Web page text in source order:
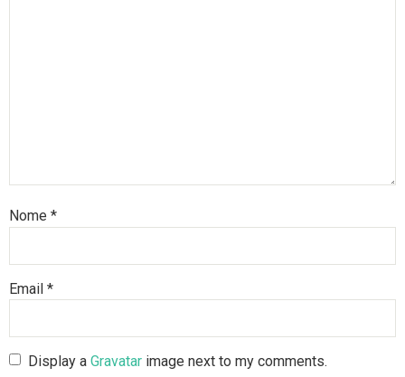
Nome *
Email *
Display aGravatar image next to my comments.